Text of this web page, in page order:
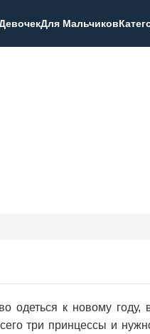
Для Мальчиков
одеться к новому
три принцессы и